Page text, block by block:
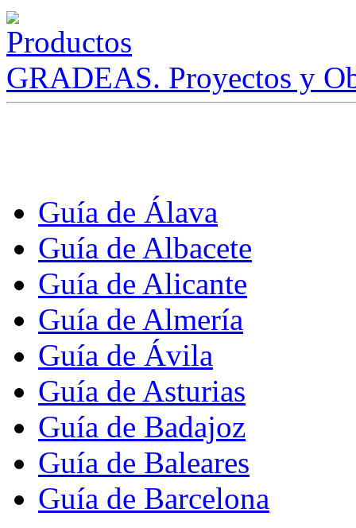
GRADEAS. Proyectos y
Guía de Álava
Guía de Albacete
Guía de Alicante
Guía de Almería
Guía de Ávila
Guía de Asturias
Guía de Badajoz
Guía de Baleares
Guía de Barcelona